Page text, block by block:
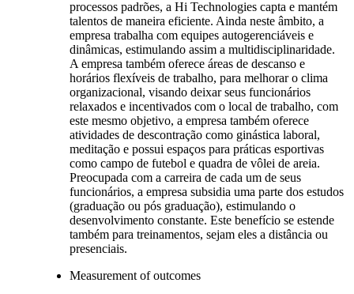
processos padrões, a Hi Technologies capta e mantém
talentos de maneira eficiente. Ainda neste âmbito, a
empresa trabalha com equipes autogerenciáveis e
dinâmicas, estimulando assim a multidisciplinaridade.
A empresa também oferece áreas de descanso e
horários flexíveis de trabalho, para melhorar o clima
organizacional, visando deixar seus funcionários
relaxados e incentivados com o local de trabalho, com
este mesmo objetivo, a empresa também oferece
atividades de descontração como ginástica laboral,
meditação e possui espaços para práticas esportivas
como campo de futebol e quadra de vôlei de areia.
Preocupada com a carreira de cada um de seus
funcionários, a empresa subsidia uma parte dos estudos
(graduação ou pós graduação), estimulando o
desenvolvimento constante. Este benefício se estende
também para treinamentos, sejam eles a distância ou
presenciais.
Measurement of outcomes